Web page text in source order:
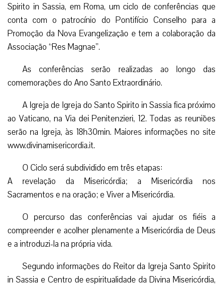
Spirito in Sassia, em Roma, um ciclo de conferências que
conta com o patrocínio do Pontifício Conselho para a
Promoção da Nova Evangelização e tem a colaboração da
Associação “Res Magnae”.
As conferências serão realizadas ao longo das
comemorações do Ano Santo Extraordinário.
A Igreja de Igreja do Santo Spirito in Sassia fica próximo
ao Vaticano, na Via dei Penitenzieri, 12. Todas as reuniões
serão na Igreja, às 18h30min. Maiores informações no site
www.divinamisericordia.it.
O Ciclo será subdividido em três etapas:
A revelação da Misericórdia; a Misericórdia nos
Sacramentos e na oração; e Viver a Misericórdia.
O percurso das conferências vai ajudar os fiéis a
compreender e acolher plenamente a Misericórdia de Deus
e a introduzi-la na própria vida.
Segundo informações do Reitor da Igreja Santo Spirito
in Sassia e Centro de espiritualidade da Divina Misericórdia,